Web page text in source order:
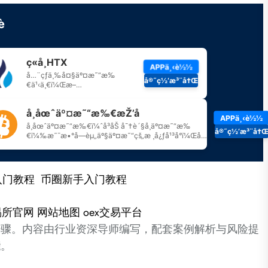
教程 币圈新手入门教程
官网 网站地图 oex交易平台
。内容由行业资深导师编写，配套案例解析与风险提